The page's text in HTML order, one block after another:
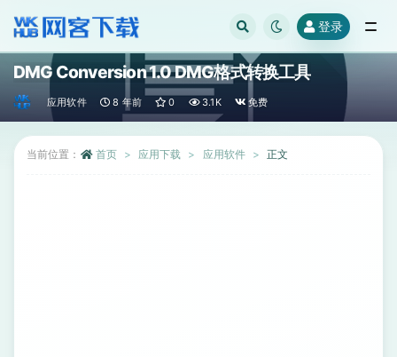
登录
DMG Conversion 1.0 DMG格式转换工具
应用软件 8 年前 0 3.1K 免费
当前位置： 首页 应用下载 应用软件 正文
全部